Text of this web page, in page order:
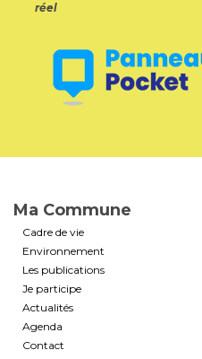
réel
Ma Commune
Cadre de vie
Environnement
Les publications
Je participe
Actualités
Agenda
Contact